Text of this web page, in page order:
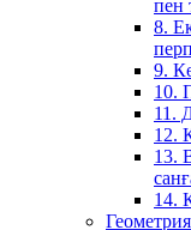
пен
8.
9.
10.
11.
12.
13.
14.